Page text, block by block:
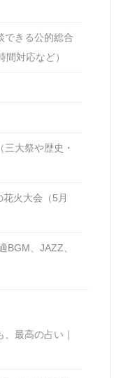
きる公的総合
対応など）
大祭や歴史・
火大会（5月
BGM、JAZZ、
最高の占い｜